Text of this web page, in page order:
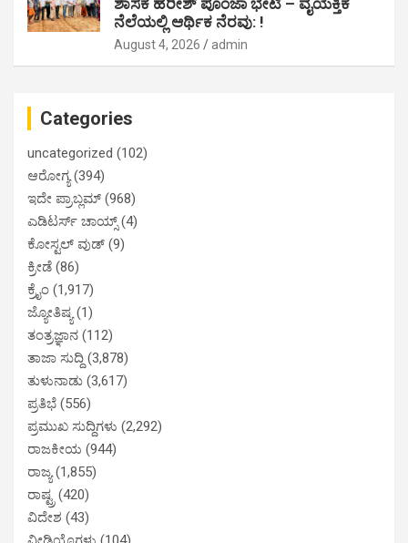
ಶಾಸಕ ಹರೀಶ್ ಪೂಂಜಾ ಭೇಟಿ – ವೈಯಕ್ತಿಕ
ನೆಲೆಯಲ್ಲಿ ಆರ್ಥಿಕ‌ ನೆರವು: !
August 4, 2026 admin
Categories
uncategorized (102)
ಆರೋಗ್ಯ(394)
ಇದೇ ಪ್ರಾಬ್ಲಮ್ (968)
ಎಡಿಟರ್ಸ್ ಚಾಯ್ಸ್(4)
ಕೋಸ್ಟಲ್ ವುಡ್ (9)
ಕ್ರೀಡೆ (86)
ಕ್ರೈಂ (1,917)
ಜ್ಯೋತಿಷ್ಯ(1)
ತಂತ್ರಜ್ಞಾನ (112)
ತಾಜಾ ಸುದ್ದಿ (3,878)
ತುಳುನಾಡು (3,617)
ಪ್ರತಿಭೆ (556)
ಪ್ರಮುಖ ಸುದ್ದಿಗಳು (2,292)
ರಾಜಕೀಯ (944)
ರಾಜ್ಯ(1,855)
ರಾಷ್ಟ್ರ (420)
ವಿದೇಶ (43)